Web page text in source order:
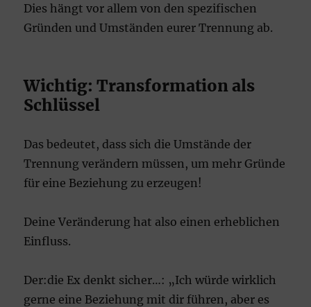
Dies hängt vor allem von den spezifischen
Gründen und Umständen eurer Trennung ab.
Wichtig: Transformation als
Schlüssel
Das bedeutet, dass sich die Umstände der
Trennung verändern müssen, um mehr Gründe
für eine Beziehung zu erzeugen!
Deine Veränderung hat also einen erheblichen
Einfluss.
Der:die Ex denkt sicher…: „Ich würde wirklich
gerne eine Beziehung mit dir führen, aber es